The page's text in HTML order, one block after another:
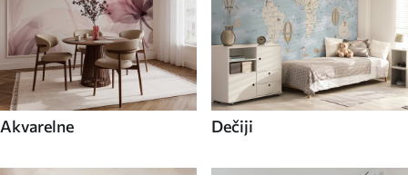
Akvarelne Dečiji